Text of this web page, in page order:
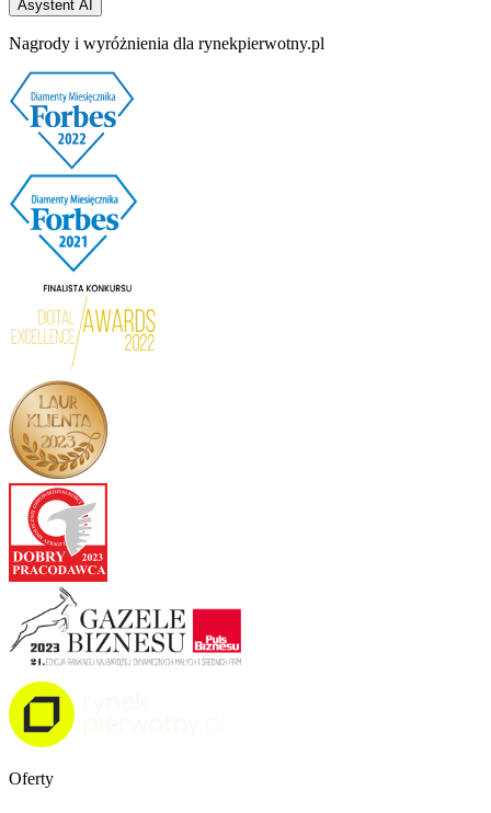
Asystent AI
Nagrody i wyróżnienia dla rynekpierwotny.pl
Oferty